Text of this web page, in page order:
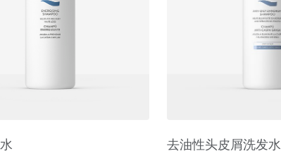
去油性头皮屑洗发水